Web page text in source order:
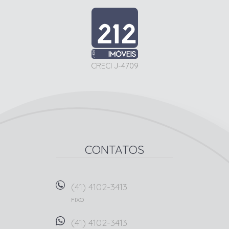
CRECI J-4709
CONTATOS
(41) 4102-3413
FIXO
(41) 4102-3413